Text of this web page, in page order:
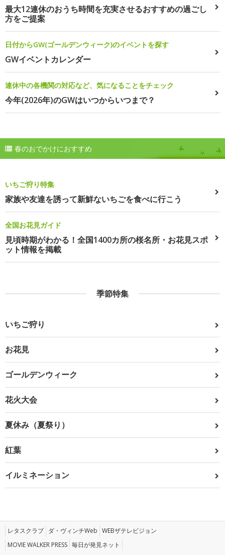
最大12連休のおうち時間を充実させるおすすめの過ごし
方をご提案
日付からGW(ゴールデンウィーク)のイベントを探す
GWイベントカレンダー
連休中の各機関の対応など、気になることをチェック
今年(2026年)のGWはいつからいつまで？
春のおでかけにおすすめ
いちご狩り特集
家族や友達を誘って新鮮ないちごを食べに行こう
全国お花見ガイド
見頃時期がわかる！全国1400カ所の桜名所・お花見スポ
ット情報を掲載
季節特集
いちご狩り
お花見
ゴールデンウィーク
花火大会
夏休み（夏祭り）
紅葉
イルミネーション
レタスクラブ ダ・ヴィンチWeb WEBザテレビジョン
MOVIE WALKER PRESS 毎日が発見ネット